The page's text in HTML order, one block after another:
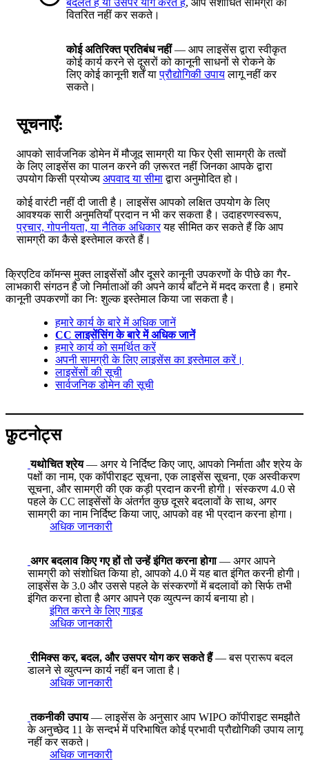
बदलते हैं या उसपर योग करते हैं, आप संशोधित सामग्री को
वितरित नहीं कर सकते।
कोई अतिरिक्त प्रतिबंध नहीं— आप लाइसेंस द्वारा स्वीकृत
कोई कार्य करने से दूसरों को कानूनी साधनों से रोकने के
लिए कोई कानूनी शर्तें याप्रौद्योगिकी उपायलागू नहीं कर
सकते।
सूचनाएँ:
आपको सार्वजनिक डोमेन में मौजूद सामग्री या फिर ऐसी सामग्री के तत्वों
के लिए लाइसेंस का पालन करने की ज़रूरत नहीं जिनका आपके द्वारा
उपयोग किसी प्रयोज्य अपवाद या सीमाद्वारा अनुमोदित हो।
कोई वारंटी नहीं दी जाती है। लाइसेंस आपको लक्षित उपयोग के लिए
आवश्यक सारी अनुमतियाँ प्रदान न भी कर सकता है। उदाहरणस्वरूप,
प्रचार, गोपनीयता, या नैतिक अधिकारयह सीमित कर सकते हैं कि आप
सामग्री का कैसे इस्तेमाल करते हैं।
क्रिएटिव कॉमन्स मुक्त लाइसेंसों और दूसरे कानूनी उपकरणों के पीछे का गैर-
लाभकारी संगठन है जो निर्माताओं की अपने कार्य बाँटने में मदद करता है। हमारे
कानूनी उपकरणों का निः शुल्क इस्तेमाल किया जा सकता है।
हमारे कार्य के बारे में अधिक जानें
CC लाइसेंसिंग के बारे में अधिक जानें
हमारे कार्य को समर्थित करें
अपनी सामग्री के लिए लाइसेंस का इस्तेमाल करें।
लाइसेंसों की सूची
सार्वजनिक डोमेन की सूची
फ़ुटनोट्स
यथोचित श्रेय— अगर ये निर्दिष्ट किए जाए, आपको निर्माता और श्रेय के
पक्षों का नाम, एक कॉपीराइट सूचना, एक लाइसेंस सूचना, एक अस्वीकरण
सूचना, और सामग्री की एक कड़ी प्रदान करनी होगी। संस्करण 4.0 से
पहले के CC लाइसेंसों के अंतर्गत कुछ दूसरे बदलावों के साथ, अगर
सामग्री का नाम निर्दिष्ट किया जाए, आपको वह भी प्रदान करना होगा।
अधिक जानकारी
अगर बदलाव किए गए हों तो उन्हें इंगित करना होगा— अगर आपने
सामग्री को संशोधित किया हो, आपको 4.0 में यह बात इंगित करनी होगी।
लाइसेंस के 3.0 और उससे पहले के संस्करणों में बदलावों को सिर्फ तभी
इंगित करना होता है अगर आपने एक व्युत्पन्न कार्य बनाया हो।
इंगित करने के लिए गाइड
अधिक जानकारी
रीमिक्स कर, बदल, और उसपर योग कर सकते हैं— बस प्रारूप बदल
डालने से व्युत्पन्न कार्य नहीं बन जाता है।
अधिक जानकारी
तकनीकी उपाय— लाइसेंस के अनुसार आप WIPO कॉपीराइट समझौते
के अनुच्छेद 11 के सन्दर्भ में परिभाषित कोई प्रभावी प्रौद्योगिकी उपाय लागू
नहीं कर सकते।
अधिक जानकारी